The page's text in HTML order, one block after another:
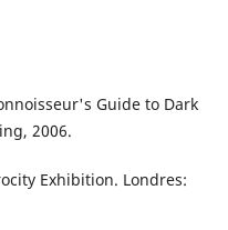
Guide to Dark
2006.
Exhibition. Londres: